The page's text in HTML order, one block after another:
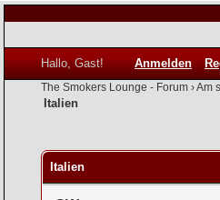
Hallo, Gast! Anmelden
The Smokers Lounge - Forum ›Am
Italien
Italien